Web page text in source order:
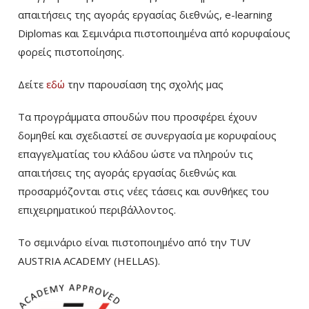
απαιτήσεις της αγοράς εργασίας διεθνώς, e-learning
Diplomas και Σεμινάρια πιστοποιημένα από κορυφαίους
φορείς πιστοποίησης.
Δείτε εδώ την παρουσίαση της σχολής μας
Τα προγράμματα σπουδών που προσφέρει έχουν
δομηθεί και σχεδιαστεί σε συνεργασία με κορυφαίους
επαγγελματίας του κλάδου ώστε να πληρούν τις
απαιτήσεις της αγοράς εργασίας διεθνώς και
προσαρμόζονται στις νέες τάσεις και συνθήκες του
επιχειρηματικού περιβάλλοντος.
Το σεμινάριο είναι πιστοποιημένο από την TUV
AUSTRIA ACADEMY (HELLAS).